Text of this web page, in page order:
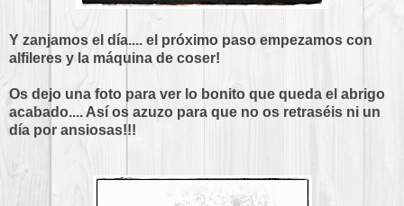
Y zanjamos el día.... el próximo paso empezamos con
alfileres y la máquina de coser!
Os dejo una foto para ver lo bonito que queda el abrigo
acabado.... Así os azuzo para que no os retraséis ni un
día por ansiosas!!!